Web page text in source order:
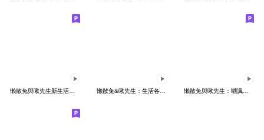
懶散兔與啾先生：嘲諷小動作